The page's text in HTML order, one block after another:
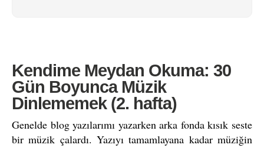
Kendime Meydan Okuma: 30
Gün Boyunca Müzik
Dinlememek (2. hafta)
Genelde blog yazılarımı yazarken arka fonda kısık seste
bir müzik çalardı. Yazıyı tamamlayana kadar müziğin